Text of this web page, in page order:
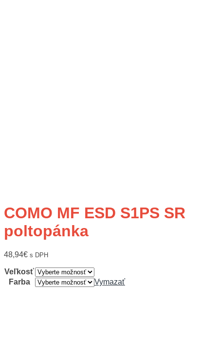
COMO MF ESD S1PS SR
poltopánka
48,94€ s DPH
Veľkosť
Farba
Vymazať